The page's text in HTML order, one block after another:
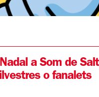
a Som de
o fanalets